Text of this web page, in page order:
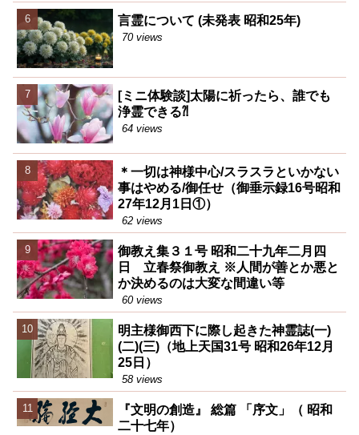
言霊について (未発表 昭和25年)
70 views
[ミニ体験談]太陽に祈ったら、誰でも
浄霊できる⁈
64 views
＊一切は神様中心/スラスラといかない
事はやめる/御任せ（御垂示録16号昭和
27年12月1日①）
62 views
御教え集３１号 昭和二十九年二月四
日 立春祭御教え ※人間が善とか悪と
か決めるのは大変な間違い等
60 views
明主様御西下に際し起きた神霊誌(一)
(二)(三)（地上天国31号 昭和26年12月
25日）
58 views
『文明の創造』 総篇 「序文」（ 昭和
二十七年）